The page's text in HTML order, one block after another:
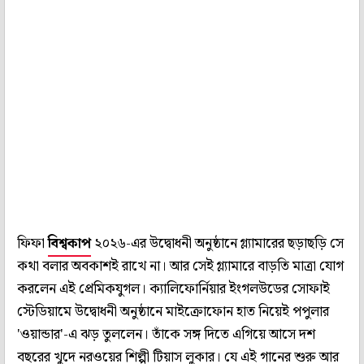
ফিফাবিশ্বকাপ২০২৬-এর উদ্বোধনী অনুষ্ঠানে গ্ল্যামারের ছড়াছড়ি সে
কথা বলার অবকাশই রাখে না। আর সেই গ্ল্যামারে বাড়তি মাত্রা যোগ
করলেন এই প্রেমিকযুগল। ক্যালিফোর্নিয়ার ইংগলউডের সোফাই
স্টেডিয়ামে উদ্বোধনী অনুষ্ঠানে মাইক্রোফোন হাত নিয়েই পপুলার
'ওয়ান্ডার'-এ ঝড় তুললেন। তাঁকে সঙ্গ দিতে এগিয়ে আসে দশ
বছরের খুদে নরওয়ের শিল্পী টিয়াস লুকার। যে এই গানের শুরু আর